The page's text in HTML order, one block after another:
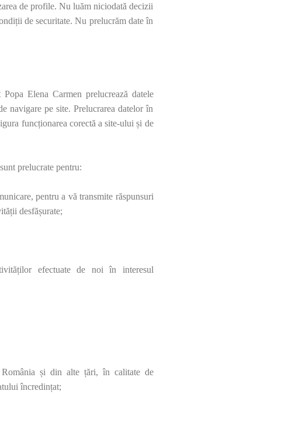
de profile. Nu luăm niciodată decizii
de securitate. Nu prelucrăm date în
Popa Elena Carmen prelucrează datele
navigare pe site. Prelucrarea datelor în
funcționarea corectă a site-ului și de
prelucrate pentru:
pentru a vă transmite răspunsuri
desfășurate;
efectuate de noi în interesul
și din alte țări, în calitate de
încredințat;